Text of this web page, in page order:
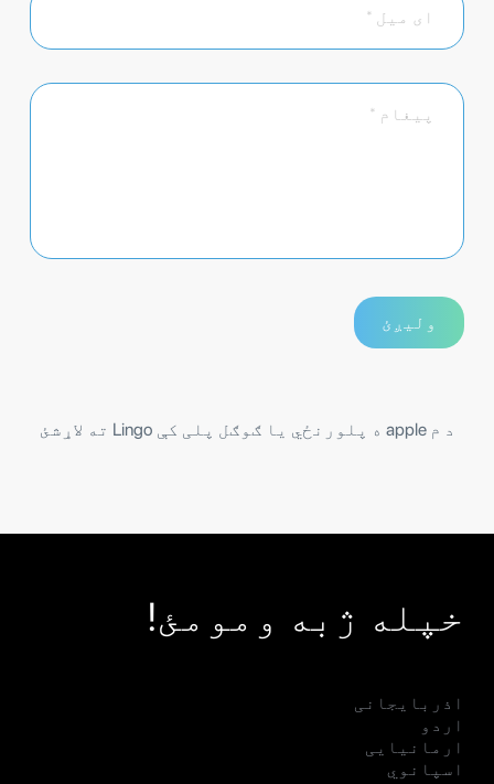
د م apple ه پلورنځي یا ګوګل پلی کې Lingo ته لاړشئ
خپله ژبه ومومئ!
اذربایجانی
اردو
ارمانیایی
اسپانوي